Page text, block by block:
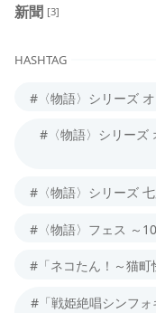
新聞 [3]
HASHTAG
#〈物語〉シリーズ
#〈物語〉シリーズ
#〈物語〉シリーズ
#〈物語〉フェス ～
#「ネコたん！～猫
#「戦姫絶唱シンフ